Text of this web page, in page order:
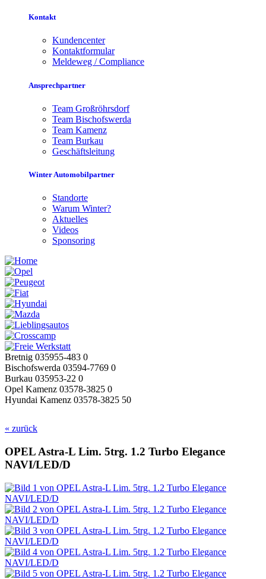
Kontakt
Kundencenter
Kontaktformular
Meldeweg / Compliance
Ansprechpartner
Team Großröhrsdorf
Team Bischofswerda
Team Kamenz
Team Burkau
Geschäftsleitung
Winter Automobilpartner
Standorte
Warum Winter?
Aktuelles
Videos
Sponsoring
Bretnig 035955-483 0
Bischofswerda 03594-7769 0
Burkau 035953-22 0
Opel Kamenz 03578-3825 0
Hyundai Kamenz 03578-3825 50
« zurück
OPEL Astra-L Lim. 5trg. 1.2 Turbo Elegance
NAVI/LED/D